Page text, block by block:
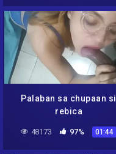
Palaban sa chupaan si
rebica
48173 97% 01:44